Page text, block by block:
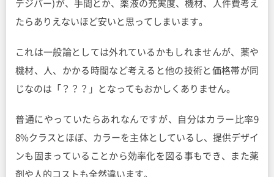
デジパー)が、手間とか、薬液の充実度、機材、人件費考え
たらありえないほど安いと思ってしまいます。
これは一般論としては外れているかもしれませんが、薬や
機材、人、かかる時間など考えると他の技術と価格帯が同
じなのは「？？？」となってもおかしくありません。
普通にやっていたらあれなんですが、自分はカラー比率9
8%クラスとほぼ、カラーを主体としているし、提供デザイ
ンも固まっていることから効率化を図る事もでき、また薬
剤や人的コストも全然違います。